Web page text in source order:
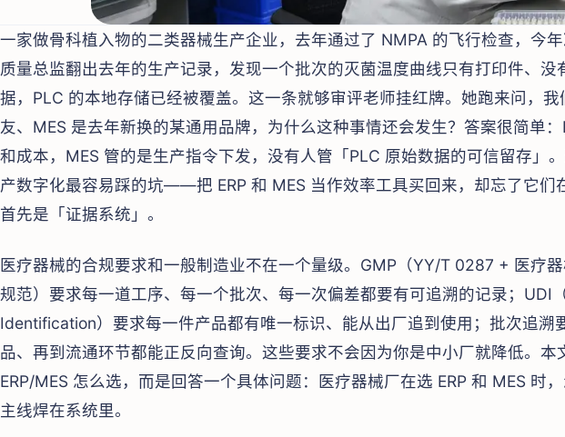
一家做骨科植入物的二类器械生产企业，去年通过了 NMPA 的飞行检查，今年
质量总监翻出去年的生产记录，发现一个批次的灭菌温度曲线只有打印件、没
据，PLC 的本地存储已经被覆盖。这一条就够审评老师挂红牌。她跑来问，我
友、MES 是去年新换的某通用品牌，为什么这种事情还会发生？答案很简单：
和成本，MES 管的是生产指令下发，没有人管「PLC 原始数据的可信留存」
产数字化最容易踩的坑——把 ERP 和 MES 当作效率工具买回来，却忘了它们
首先是「证据系统」。
医疗器械的合规要求和一般制造业不在一个量级。GMP（YY/T 0287 + 医疗
规范）要求每一道工序、每一个批次、每一次偏差都要有可追溯的记录；UDI
Identification）要求每一件产品都有唯一标识、能从出厂追到使用；批次追溯
品、再到流通环节都能正反向查询。这些要求不会因为你是中小厂就降低。本
ERP/MES 怎么选，而是回答一个具体问题：医疗器械厂在选 ERP 和 MES 时
主线焊在系统里。